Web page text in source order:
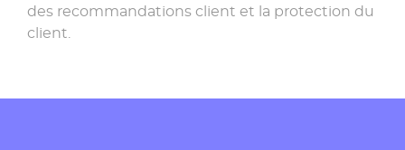
des recommandations client et la protection du
client.